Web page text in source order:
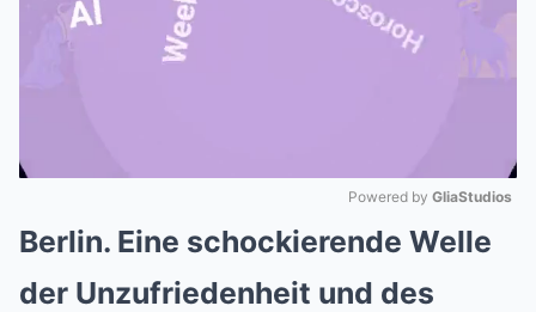
Mute
Powered by GliaStudios
Berlin. Eine schockierende Welle
der Unzufriedenheit und des